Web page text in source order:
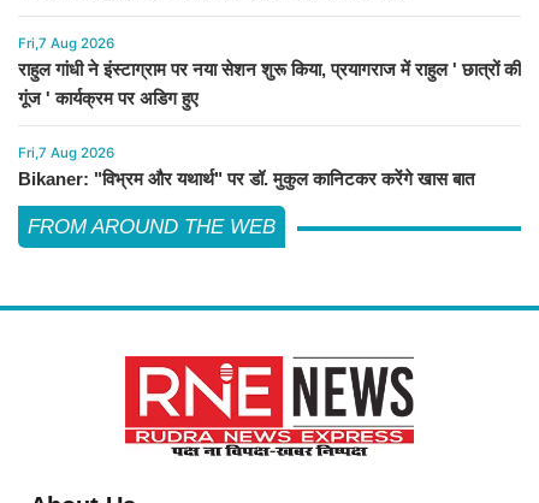
Fri,7 Aug 2026
राहुल गांधी ने इंस्टाग्राम पर नया सेशन शुरू किया, प्रयागराज में राहुल ' छात्रों की
गूंज ' कार्यक्रम पर अडिग हुए
Fri,7 Aug 2026
Bikaner: "विभ्रम और यथार्थ" पर डॉ. मुकुल कानिटकर करेंगे खास बात
FROM AROUND THE WEB